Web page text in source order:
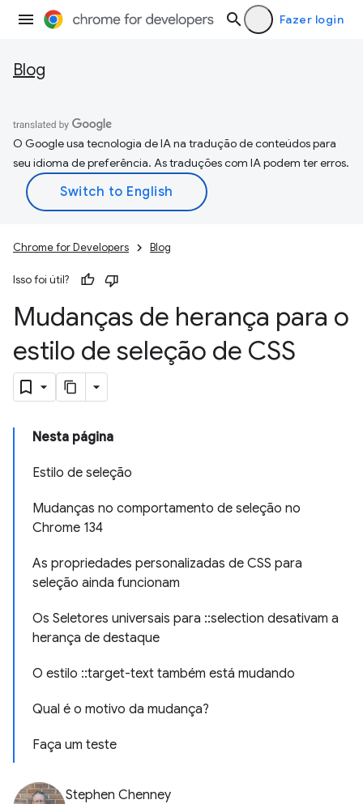
Fazer login
Blog
O Google usa tecnologia de IA na tradução de conteúdos para
seu idioma de preferência. As traduções com IA podem ter erros.
Chrome for Developers Blog
Isso foi útil?
Mudanças de herança para o
estilo de seleção de CSS
Nesta página
Estilo de seleção
Mudanças no comportamento de seleção no
Chrome 134
As propriedades personalizadas de CSS para
seleção ainda funcionam
Os Seletores universais para ::selection desativam a
herança de destaque
O estilo ::target-text também está mudando
Qual é o motivo da mudança?
Faça um teste
Stephen Chenney